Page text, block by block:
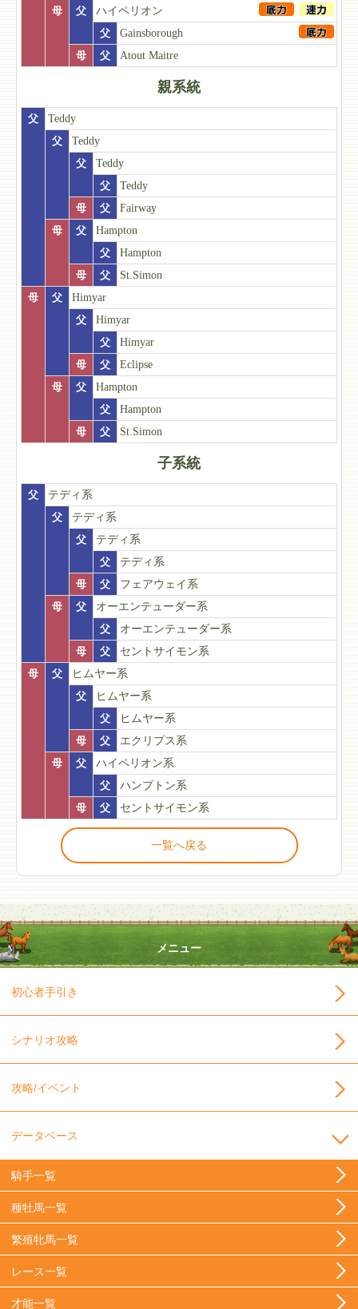
母
父
ハイペリオン
父
Gainsborough
母
父 Atout Maitre
親系統
父
Teddy
父
Teddy
父
Teddy
父
Teddy
母
父
Fairway
母
父
Hampton
父
Hampton
母
父
St.Simon
母
父
Himyar
父
Himyar
父
Himyar
母
父
Eclipse
母
父
Hampton
父
Hampton
母
父 St.Simon
子系統
父
テディ系
父
テディ系
父
テディ系
父
テディ系
母
父
フェアウェイ系
母
父
オーエンテューダー系
父
オーエンテューダー系
母
父
セントサイモン系
母
父
ヒムヤー系
父
ヒムヤー系
父
ヒムヤー系
母
父
エクリプス系
母
父
ハイペリオン系
父
ハンプトン系
母
父 セントサイモン系
一覧へ戻る
メニュー
初心者手引き
シナリオ攻略
攻略/イベント
データベース
騎手一覧
種牡馬一覧
繁殖牝馬一覧
レース一覧
才能一覧